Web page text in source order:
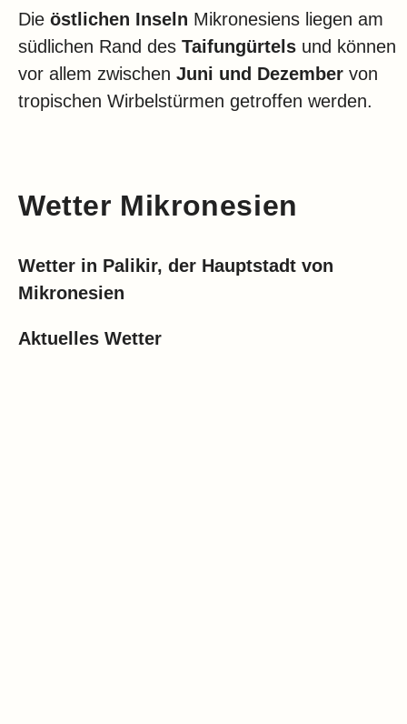
Die östlichen Inseln Mikronesiens liegen am
südlichen Rand des Taifungürtels und können
vor allem zwischen Juni und Dezember von
tropischen Wirbelstürmen getroffen werden.
Wetter Mikronesien
Wetter in Palikir, der Hauptstadt von
Mikronesien
Aktuelles Wetter